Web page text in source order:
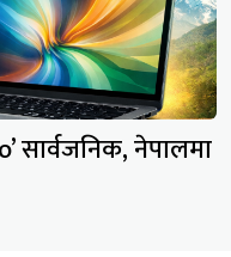
सार्वजनिक, नेपालमा